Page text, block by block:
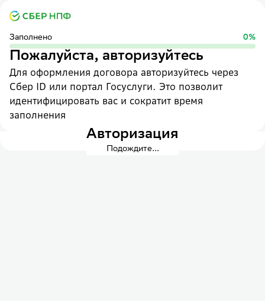
Заполнено 0%
Пожалуйста, авторизуйтесь
Для оформления договора авторизуйтесь через
Сбер ID или портал Госуслуги. Это позволит
идентифицировать вас и сократит время
заполнения
Авторизация
Подождите...